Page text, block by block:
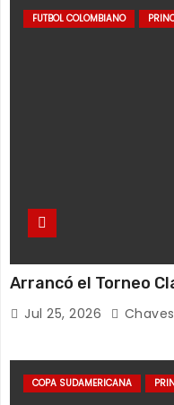
FUTBOL COLOMBIANO
Arrancó el Torneo
Jul 25, 2026 Chaves
COPA SUDAMERICANA